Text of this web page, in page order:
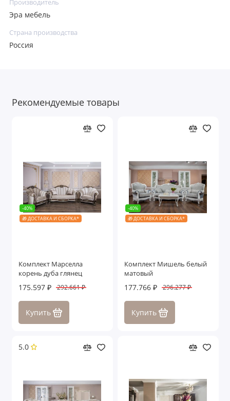
Производитель
Эра мебель
Страна производства
Россия
Рекомендуемые товары
-40%
🎁 ДОСТАВКА И СБОРКА*
Комплект Марселла
корень дуба глянец
175.597 ₽ 292.661 ₽
Купить
-40%
🎁 ДОСТАВКА И СБОРКА*
Комплект Мишель белый
матовый
177.766 ₽ 296.277 ₽
Купить
5.0